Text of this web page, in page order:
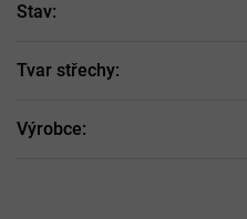
Stav:
Tvar střechy:
Výrobce: